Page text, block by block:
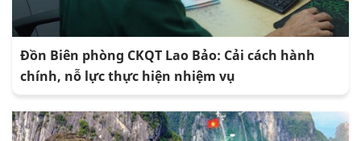
Đồn Biên phòng CKQT Lao Bảo: Cải cách hành
chính, nỗ lực thực hiện nhiệm vụ